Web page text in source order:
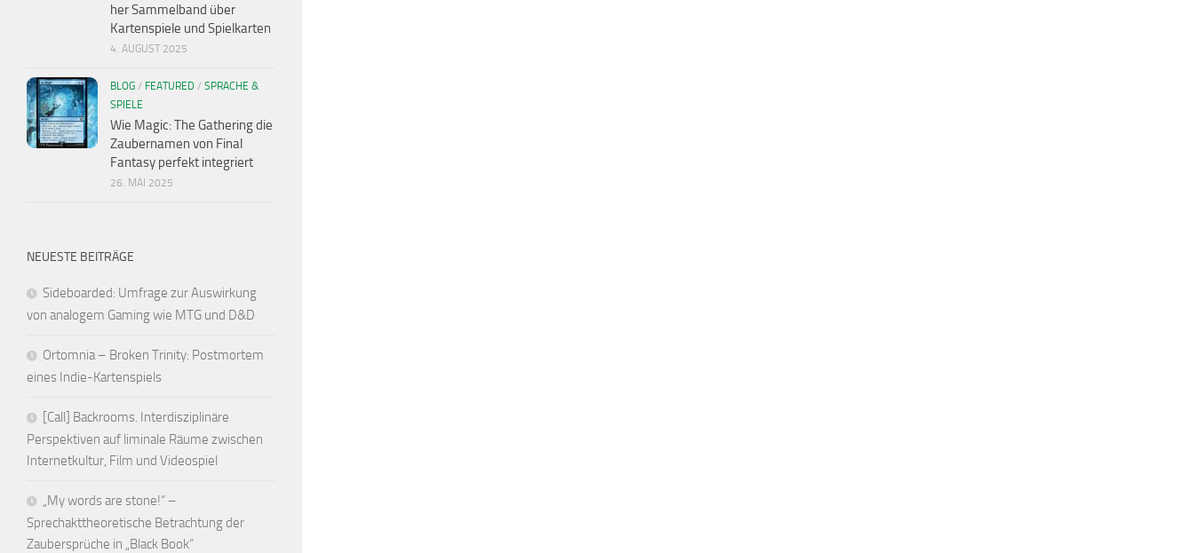
her Sammelband über
Kartenspiele und Spielkarten
4. AUGUST 2025
BLOG / FEATURED / SPRACHE &
SPIELE
Wie Magic: The Gathering die
Zaubernamen von Final
Fantasy perfekt integriert
26. MAI 2025
NEUESTE BEITRÄGE
Sideboarded: Umfrage zur Auswirkung
von analogem Gaming wie MTG und D&D
Ortomnia – Broken Trinity: Postmortem
eines Indie-Kartenspiels
[Call] Backrooms. Interdisziplinäre
Perspektiven auf liminale Räume zwischen
Internetkultur, Film und Videospiel
„My words are stone!“ –
Sprechakttheoretische Betrachtung der
Zaubersprüche in „Black Book“